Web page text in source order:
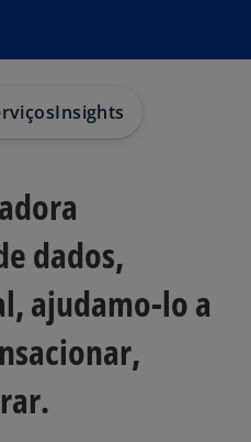
Insights
dados,
ajudamo-lo a